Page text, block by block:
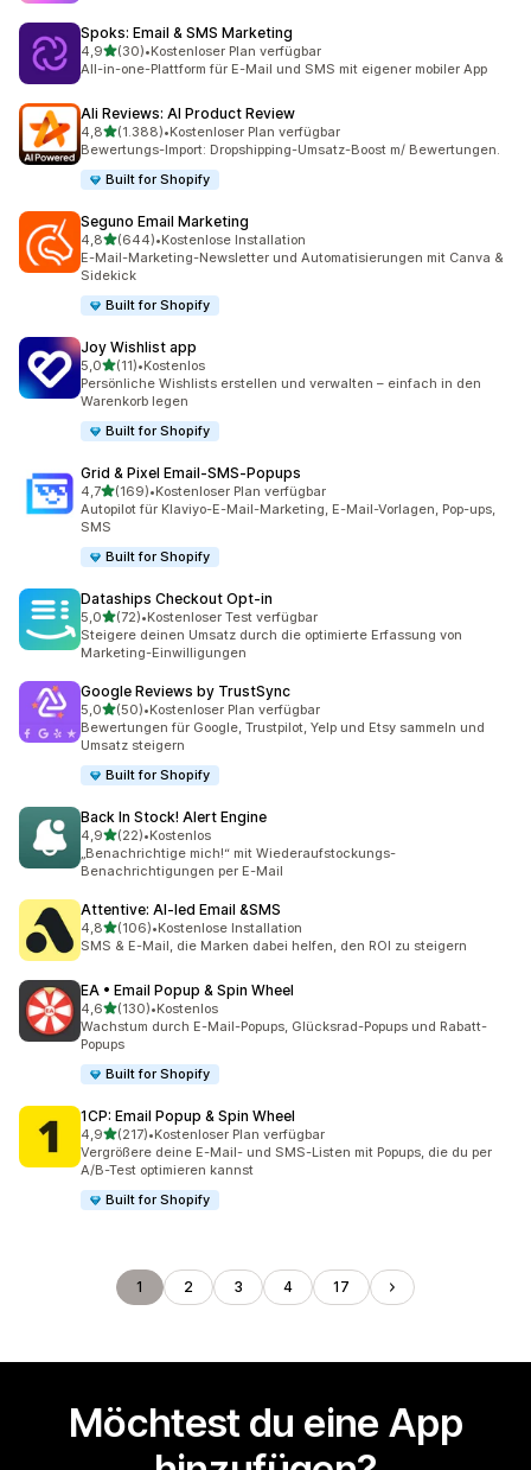
Spoks: Email & SMS Marketing
4,9von 5 Sternen
(30)
30 Rezensionen insgesamt
•Kostenloser Plan verfügbar
All-in-one-Plattform für E-Mail und SMS mit eigener mobiler App
Ali Reviews: AI Product Review
4,8von 5 Sternen
(1.388)
1388 Rezensionen insgesamt
•Kostenloser Plan verfügbar
Bewertungs-Import: Dropshipping-Umsatz-Boost m/ Bewertungen.
Built for Shopify
Seguno Email Marketing
4,8von 5 Sternen
(644)
644 Rezensionen insgesamt
•Kostenlose Installation
E-Mail-Marketing-Newsletter und Automatisierungen mit Canva &
Sidekick
Built for Shopify
Joy Wishlist app
5,0von 5 Sternen
(11)
11 Rezensionen insgesamt
•Kostenlos
Persönliche Wishlists erstellen und verwalten – einfach in den
Warenkorb legen
Built for Shopify
Grid & Pixel Email‑SMS‑Popups
4,7von 5 Sternen
(169)
169 Rezensionen insgesamt
•Kostenloser Plan verfügbar
Autopilot für Klaviyo-E-Mail-Marketing, E-Mail-Vorlagen, Pop-ups,
SMS
Built for Shopify
Dataships Checkout Opt‑in
5,0von 5 Sternen
(72)
72 Rezensionen insgesamt
•Kostenloser Test verfügbar
Steigere deinen Umsatz durch die optimierte Erfassung von
Marketing-Einwilligungen
Google Reviews by TrustSync
5,0von 5 Sternen
(50)
50 Rezensionen insgesamt
•Kostenloser Plan verfügbar
Bewertungen für Google, Trustpilot, Yelp und Etsy sammeln und
Umsatz steigern
Built for Shopify
Back In Stock! Alert Engine
4,9von 5 Sternen
(22)
22 Rezensionen insgesamt
•Kostenlos
„Benachrichtige mich!“ mit Wiederaufstockungs-
Benachrichtigungen per E-Mail
Attentive: AI‑led Email &SMS
4,8von 5 Sternen
(106)
106 Rezensionen insgesamt
•Kostenlose Installation
SMS & E-Mail, die Marken dabei helfen, den ROI zu steigern
EA • Email Popup & Spin Wheel
4,6von 5 Sternen
(130)
130 Rezensionen insgesamt
•Kostenlos
Wachstum durch E-Mail-Popups, Glücksrad-Popups und Rabatt-
Popups
Built for Shopify
1CP: Email Popup & Spin Wheel
4,9von 5 Sternen
(217)
217 Rezensionen insgesamt
•Kostenloser Plan verfügbar
Vergrößere deine E-Mail- und SMS-Listen mit Popups, die du per
A/B-Test optimieren kannst
Built for Shopify
1 2 3 4 17
Möchtest du eine App